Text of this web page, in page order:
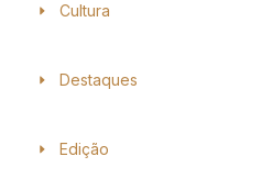
Cultura
Destaques
Edição